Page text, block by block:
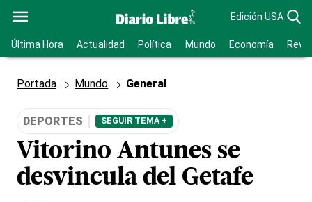
Edición USA
Última Hora Actualidad Política Mundo Economía
Portada Mundo General
DEPORTES SEGUIR TEMA +
Vitorino Antunes se
desvincula del Getafe